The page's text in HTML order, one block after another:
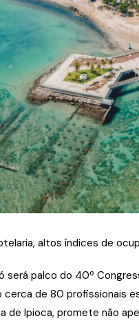
altos índices de
será palco do 40º
cerca de 80 profissionais
de Ipioca, promete não